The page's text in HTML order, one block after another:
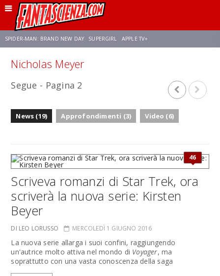
SPIDER-MAN: BRAND NEW DAY SUPERGIRL APPLE TV+
Nicholas Meyer
Segue - Pagina 2
News (19) Approfondimenti (3) Video (6)
46
Scriveva romanzi di Star Trek, ora
scriverà la nuova serie: Kirsten
Beyer
DI LEO LORUSSO MERCOLEDÌ 1 GIUGNO 2016
La nuova serie allarga i suoi confini, raggiungendo
un'autrice molto attiva nel mondo di Voyager, ma
soprattutto con una vasta conoscenza della saga